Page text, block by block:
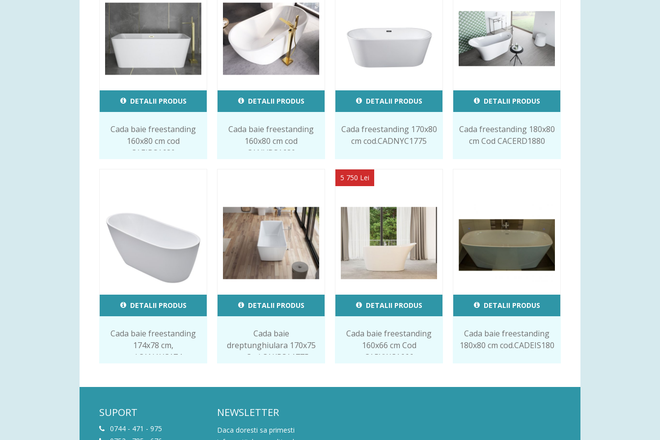
DETALII PRODUS
Cada baie freestanding
160x80 cm cod
CAEIBS1680
DETALII PRODUS
Cada baie freestanding
160x80 cm cod
CANVBS1680
DETALII PRODUS
Cada freestanding 170x80
cm cod.CADNYC1775
DETALII PRODUS
Cada freestanding 180x80
cm Cod CACERD1880
DETALII PRODUS
Cada baie freestanding
174x78 cm,
cod.CANAYC174
DETALII PRODUS
Cada baie
dreptunghiulara 170x75
cm Cod CAKRSA1775
5 750 Lei
DETALII PRODUS
Cada baie freestanding
160x66 cm Cod
CARYWC1666
DETALII PRODUS
Cada baie freestanding
180x80 cm cod.CADEIS180
SUPORT
0744 - 471 - 975
NEWSLETTER
Daca doresti sa primesti